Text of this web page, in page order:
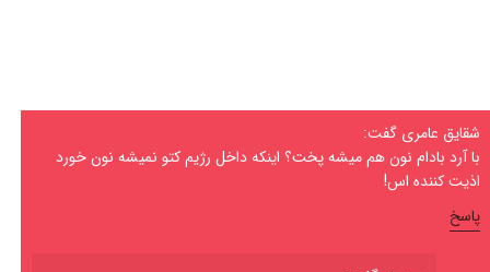
شقایق عامری گفت:
با آرد بادام نون هم میشه پخت؟ اینکه داخل رژیم کتو نمیشه نون خورد
اذیت کننده اس!
پاسخ